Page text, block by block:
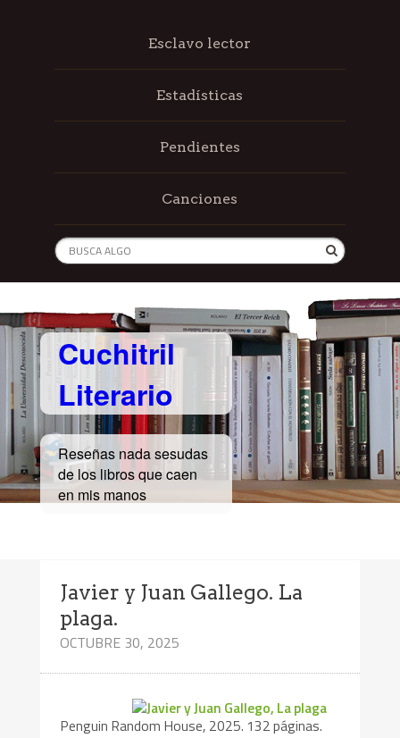
Esclavo lector
Estadísticas
Pendientes
Canciones
Cuchitril
Literario
Reseñas nada sesudas
de los libros que caen
en mis manos
Javier y Juan Gallego. La
plaga.
OCTUBRE 30, 2025
Penguin Random House, 2025. 132 páginas.